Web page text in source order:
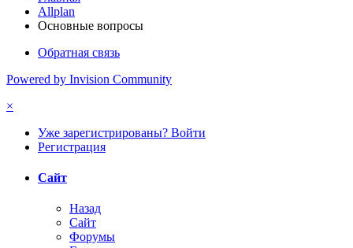
Allplan
Основные вопросы
Обратная связь
Powered by Invision Community
×
Уже зарегистрированы? Войти
Регистрация
Сайт
Назад
Сайт
Форумы